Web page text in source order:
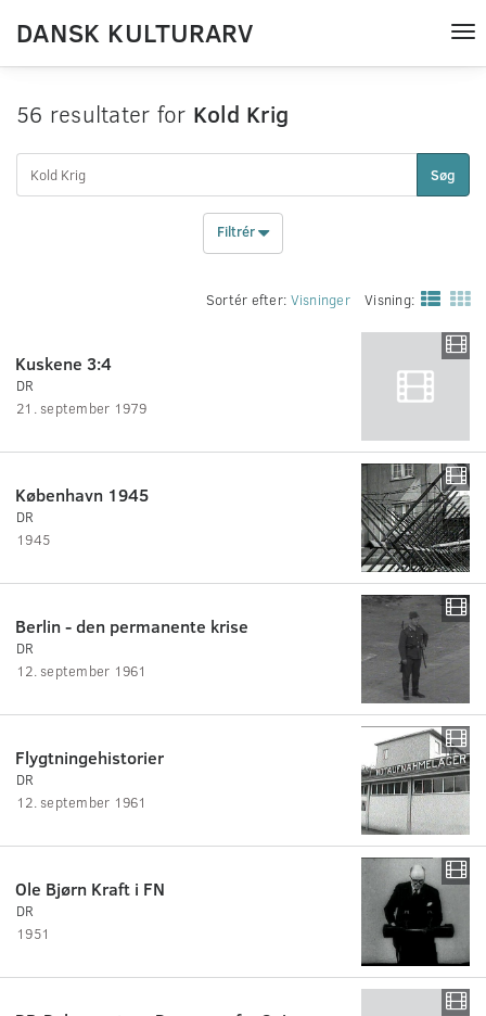
DANSK KULTURARV
56 resultater for Kold Krig
Søg
Filtrér
Sortér efter: Visninger Visning:
Kuskene 3:4
DR
21. september 1979
København 1945
DR
1945
Berlin - den permanente krise
DR
12. september 1961
Flygtningehistorier
DR
12. september 1961
Ole Bjørn Kraft i FN
DR
1951